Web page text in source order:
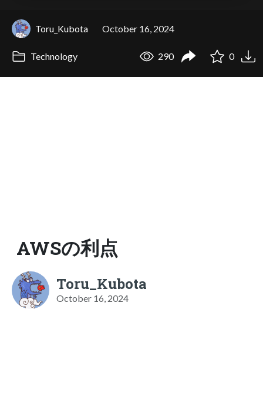
Toru_Kubota October 16, 2024
Technology 290 0
AWSの利点
Toru_Kubota
October 16, 2024